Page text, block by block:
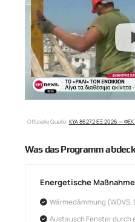
Offizielle Quelle: ΚΥΑ 86272 ΕΞ 2026 —
Was das Programm
Energetische
Wärmedämmung (WDVS,
Austausch Fenster